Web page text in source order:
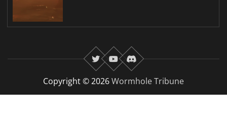
twitteryoutubeDiscord
Copyright © 2026Wormhole Tribune